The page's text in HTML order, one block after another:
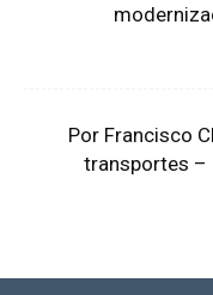
Por Francisco
transportes –